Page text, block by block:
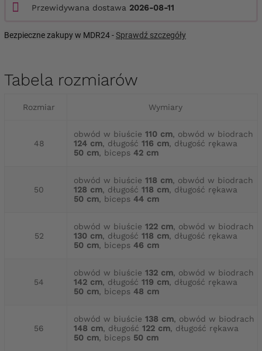
Przewidywana dostawa 2026-08-11
Bezpieczne zakupy w MDR24 -Sprawdź szczegóły
Tabela rozmiarów
Rozmiar Wymiary
48
obwód w biuście 110 cm, obwód w biodrach
124 cm, długość 116 cm, długość rękawa
50 cm, biceps 42 cm
50
obwód w biuście 118 cm, obwód w biodrach
128 cm, długość 118 cm, długość rękawa
50 cm, biceps 44 cm
52
obwód w biuście 122 cm, obwód w biodrach
130 cm, długość 118 cm, długość rękawa
50 cm, biceps 46 cm
54
obwód w biuście 132 cm, obwód w biodrach
142 cm, długość 119 cm, długość rękawa
50 cm, biceps 48 cm
56
obwód w biuście 138 cm, obwód w biodrach
148 cm, długość 122 cm, długość rękawa
50 cm, biceps 50 cm